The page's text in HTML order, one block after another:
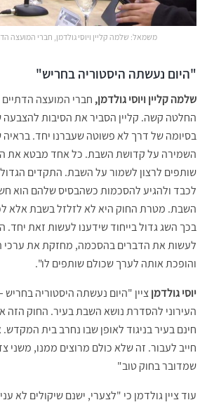
משמאל: שלמה קליין ויוסי גולדמן, חברי המועצה
"היום נעשתה היסטוריה בחריש"
שלמה קליין ויוסי גולדמן, חברי המועצה
החלטה קשה. קליין הסביר את הסיבות להצבעה
בסיומה של דרך לא פשוטה שעברנו יחד. בראיה
השמירה על קדושת השבת. כל אחד מבטא את
שותפים לרצון לשמור על השבת. התקדים
לכבד ולהגיע להסכמות כשהבסיס שלהם הוא
השבת. מטרת החוק היא לא לזלזל בשבת אלא
בכך השג גדול בייחוד שידענו לעשות זאת יחד.
לעשות את הדברים בהסכמה, מחזקת את ערכי
והופכת אותה לערך שכולם שותפים לו".
יוסי גולדמןציין "היום נעשתה היסטוריה
העירוני להסדרת נושא השבת בעיר. החוק הזה
חינם בעיר בניגוד לאופן שבו נחרב בית
חייב לעבור. זה שלא כולם מרוצים ממנו, משני
שמדובר בחוק טוב"
עוד ציין גולדמן כי "לצערי, ישנם שיקולים לא